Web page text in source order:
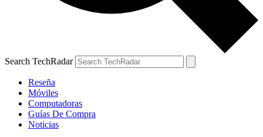
Search TechRadar
Reseña
Móviles
Computadoras
Guías De Compra
Noticias